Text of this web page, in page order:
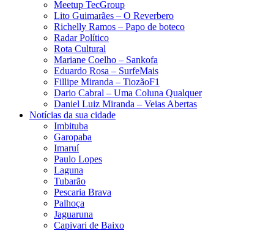
Meetup TecGroup
Lito Guimarães – O Reverbero
Richelly Ramos​ – Papo de boteco
Radar Político
Rota Cultural
Mariane Coelho – Sankofa
Eduardo Rosa​ – SurfeMais
Fillipe Miranda – TiozãoF1
Dario Cabral – Uma Coluna Qualquer
Daniel Luiz Miranda – Veias Abertas
Notícias da sua cidade
Imbituba
Garopaba
Imaruí
Paulo Lopes
Laguna
Tubarão
Pescaria Brava
Palhoça
Jaguaruna
Capivari de Baixo